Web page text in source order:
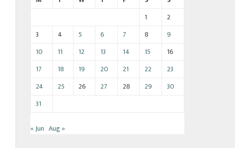
1
2
3
4 5 6 7 8
9
10
11 12 13 14 15
16
17
18 19 20 21 22
23
24
25 26 27 28 29
30
31
« Jun Aug »